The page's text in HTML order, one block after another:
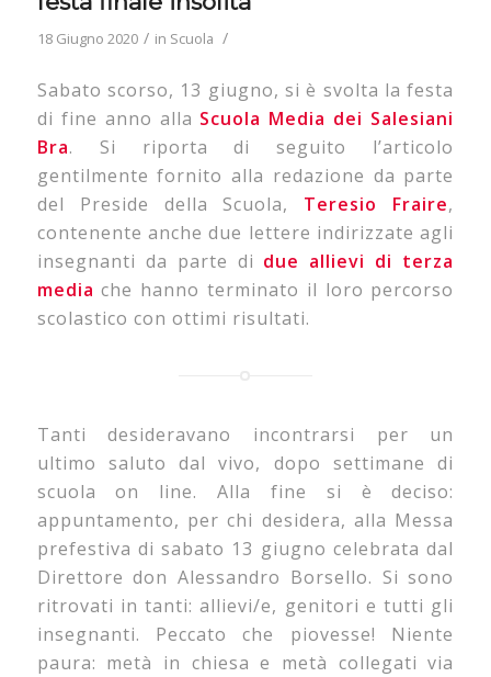
18 Giugno 2020 / in Scuola /
Sabato scorso, 13 giugno, si è svolta la festa
di fine anno alla Scuola Media dei Salesiani
Bra. Si riporta di seguito l’articolo
gentilmente fornito alla redazione da parte
del Preside della Scuola, Teresio Fraire,
contenente anche due lettere indirizzate agli
insegnanti da parte di due allievi di terza
media che hanno terminato il loro percorso
scolastico con ottimi risultati.
Tanti desideravano incontrarsi per un
ultimo saluto dal vivo, dopo settimane di
scuola on line. Alla fine si è deciso:
appuntamento, per chi desidera, alla Messa
prefestiva di sabato 13 giugno celebrata dal
Direttore don Alessandro Borsello. Si sono
ritrovati in tanti: allievi/e, genitori e tutti gli
insegnanti. Peccato che piovesse! Niente
paura: metà in chiesa e metà collegati via